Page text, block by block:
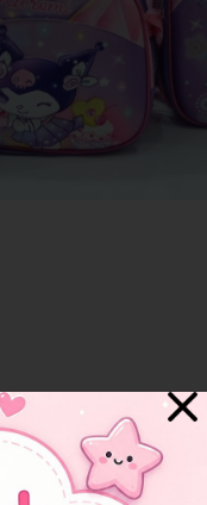
شانسی و سوپرایز